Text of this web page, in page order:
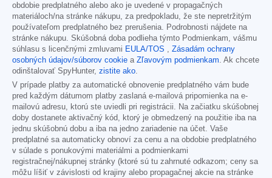
obdobie predplatného alebo ako je uvedené v propagačných
materiáloch/na stránke nákupu, za predpokladu, že ste nepretržitým
používateľom predplatného bez prerušenia. Podrobnosti nájdete na
stránke nákupu. Skúšobná doba podlieha týmto Podmienkam, vášmu
súhlasu s licenčnými zmluvami EULA/TOS , Zásadám ochrany
osobných údajov/súborov cookie a Zľavovým podmienkam. Ak chcete
odinštalovať SpyHunter, zistite ako.
V prípade platby za automatické obnovenie predplatného vám bude
pred každým dátumom platby zaslaná e-mailová pripomienka na e-
mailovú adresu, ktorú ste uviedli pri registrácii. Na začiatku skúšobnej
doby dostanete aktivačný kód, ktorý je obmedzený na použitie iba na
jednu skúšobnú dobu a iba na jedno zariadenie na účet. Vaše
predplatné sa automaticky obnoví za cenu a na obdobie predplatného
v súlade s ponukovými materiálmi a podmienkami
registračnej/nákupnej stránky (ktoré sú tu zahrnuté odkazom; ceny sa
môžu líšiť v závislosti od krajiny alebo propagačnej akcie na stránke